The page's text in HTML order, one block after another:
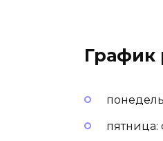
График
пятница: